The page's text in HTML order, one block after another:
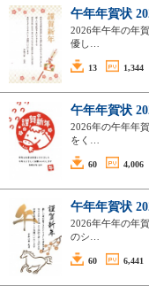
午年年賀状
2026年午年の年
優し…
13 1,344
午年年賀状
2026年の午年年
をく…
60 4,006
午年年賀状
2026年午年の年
のシ…
60 6,441